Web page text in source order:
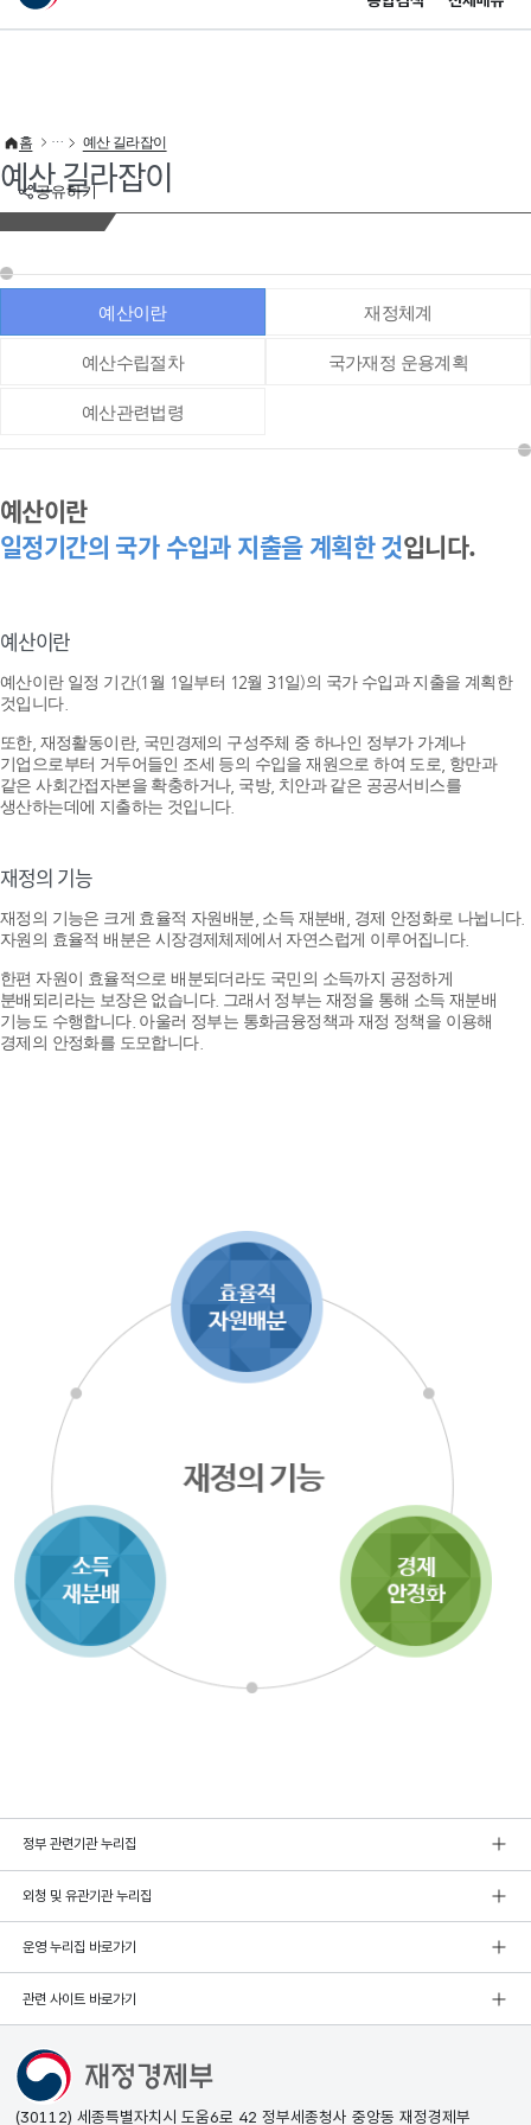
이 누리집은 대한민국 공식 전자정부 누리집입니다.
공유하기
홈 예산 길라잡이
예산 길라잡이
예산이란 재정체계
예산수립절차 국가재정 운용계획
예산관련법령
예산이란
일정기간의 국가 수입과 지출을 계획한 것입니다.
예산이란
예산이란 일정 기간(1월 1일부터 12월 31일)의 국가 수입과 지출을 계획한
것입니다.
또한, 재정활동이란, 국민경제의 구성주체 중 하나인 정부가 가계나
기업으로부터 거두어들인 조세 등의 수입을 재원으로 하여 도로, 항만과
같은 사회간접자본을 확충하거나, 국방, 치안과 같은 공공서비스를
생산하는데에 지출하는 것입니다.
재정의 기능
재정의 기능은 크게 효율적 자원배분, 소득 재분배, 경제 안정화로 나뉩니다.
자원의 효율적 배분은 시장경제체제에서 자연스럽게 이루어집니다.
한편 자원이 효율적으로 배분되더라도 국민의 소득까지 공정하게
분배되리라는 보장은 없습니다. 그래서 정부는 재정을 통해 소득 재분배
기능도 수행합니다. 아울러 정부는 통화금융정책과 재정 정책을 이용해
경제의 안정화를 도모합니다.
정부 관련기관 누리집
외청 및 유관기관 누리집
운영 누리집 바로가기
관련 사이트 바로가기
(30112) 세종특별자치시 도움6로 42 정부세종청사 중앙동 재정경제부